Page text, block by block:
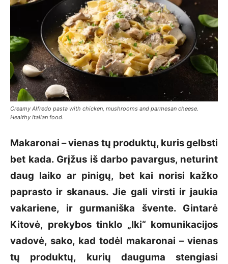
Creamy Alfredo pasta with chicken, mushrooms and parmesan cheese.
Healthy Italian food.
Makaronai – vienas tų produktų, kuris gelbsti
bet kada. Grįžus iš darbo pavargus, neturint
daug laiko ar pinigų, bet kai norisi kažko
paprasto ir skanaus. Jie gali virsti ir jaukia
vakariene, ir gurmaniška švente. Gintarė
Kitovė, prekybos tinklo „Iki“ komunikacijos
vadovė, sako, kad todėl makaronai – vienas
tų produktų, kurių dauguma stengiasi